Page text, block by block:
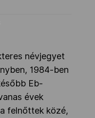
névjegyet
1984-ben
Eb-
évek
felnőttek közé,